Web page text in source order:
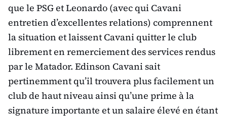
que le PSG et Leonardo (avec qui Cavani
entretien d’excellentes relations) comprennent
la situation et laissent Cavani quitter le club
librement en remerciement des services rendus
par le Matador. Edinson Cavani sait
pertinemment qu’il trouvera plus facilement un
club de haut niveau ainsi qu’une prime à la
signature importante et un salaire élevé en étant